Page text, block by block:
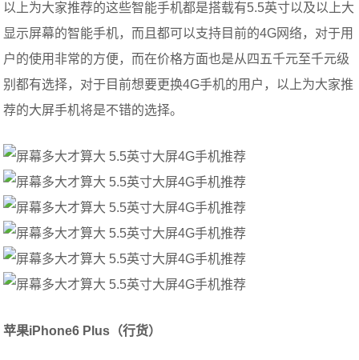
以上为大家推荐的这些智能手机都是搭载有5.5英寸以及以上大
显示屏幕的智能手机，而且都可以支持目前的4G网络，对于用
户的使用非常的方便，而在价格方面也是从四五千元至千元级
别都有选择，对于目前想要更换4G手机的用户，以上为大家推
荐的大屏手机将是不错的选择。
苹果iPhone6 Plus（行货）